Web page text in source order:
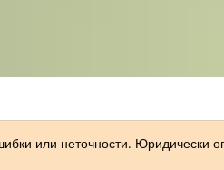
или неточности. Юридически